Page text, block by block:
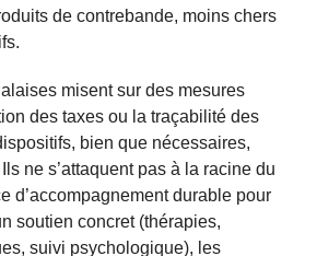
de contrebande, moins chers
misent sur des mesures
des taxes ou la traçabilité des
bien que nécessaires,
ne s’attaquent pas à la racine du
d’accompagnement durable pour
soutien concret (thérapies,
suivi psychologique), les